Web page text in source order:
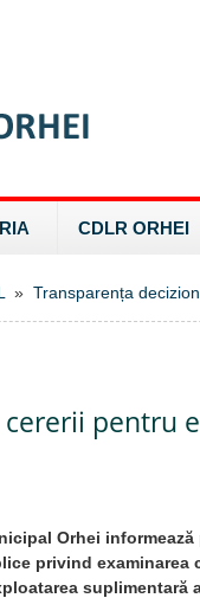
CDLR ORHEI
» Transparența
pentru
Orhei
privind
suplimentară